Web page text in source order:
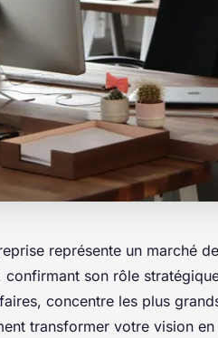
représente un marché de
son rôle
concentre les plus
transformer votre vision